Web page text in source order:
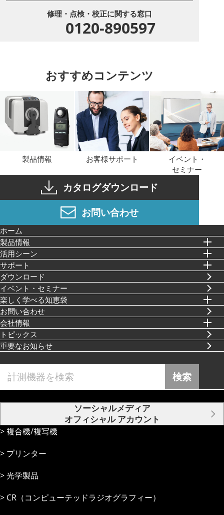
修理・点検・校正に関する窓口
0120-890597
おすすめコンテンツ
製品情報 お客様サポート
イベント・
セミナー
カタログダウンロード
お問い合わせ
ホーム
製品情報
活⽤シーン
イベント・セミナー
楽しく学べる知恵袋
サポート
お問い合わせ
ダウンロード
会社情報
トピックス
重要なお知らせ
検索
ソーシャルメディア
オフィシャル アカウント
複合機/複写機
プリンター
光学製品
CR（コンピューテッドラジオグラフィー）